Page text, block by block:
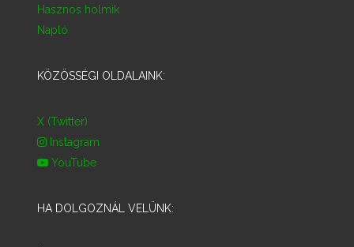
Hasznos holmik
Napló
KÖZÖSSÉGI OLDALAINK:
X (Twitter)
Instagram
YouTube
HA DOLGOZNÁL VELÜNK: